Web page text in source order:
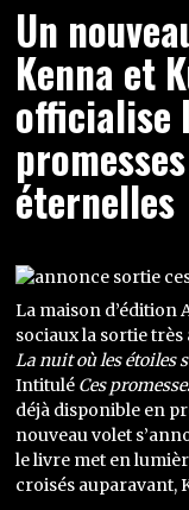
Un
Kenna et
officialise
éternelles
La maison d’édition
sociaux la sortie
La nuit où les étoiles
Intitulé Ces
déjà disponible en
nouveau volet
le livre met en
croisés auparavant,